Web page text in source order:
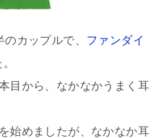
カップルで、 ファンダイ
目から、なかなかうまく耳
始めましたが、なかなか耳